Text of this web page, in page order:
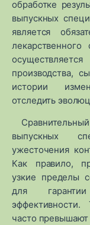
обработке
выпускных
является
производства,
истории
отследить
выпускных
ужесточения
Как правило,
узкие пределы
для гарантии
часто